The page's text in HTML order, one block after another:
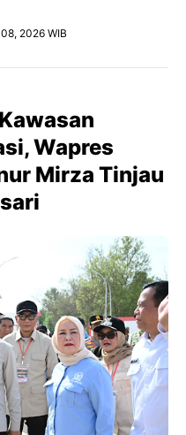
2026 WIB
Wapres
Mirza Tinjau